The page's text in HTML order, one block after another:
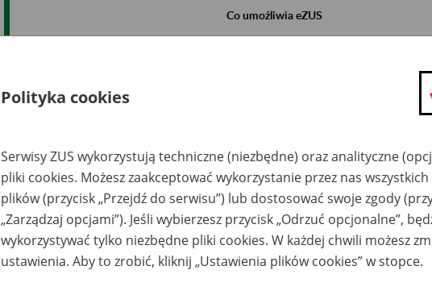
Co umożliwia eZUS
wgląd do danych zgromadzonych w
składanie wniosków i otrzymywanie
zadawanie pytań i otrzymywanie
Jeśli jesteś osobą ubezpieczoną (np.
możesz sprawdzić swoje dane
masz dostęp do informacji o stanie
masz dostęp do informacji o
Jeśli jesteś płatnikiem składek (np.
możesz skorzystać z aplikacji
ubezpieczeń, wypełnisz i
Polityka cookies
Serwisy ZUS wykorzystują techniczne (niezbędne) oraz analityczne
pliki cookies. Możesz zaakceptować wykorzystanie przez nas
plików (przycisk „Przejdź do serwisu”) lub dostosować swoje zgody
„Zarządzaj opcjami”). Jeśli wybierzesz przycisk „Odrzuć opcjonalne”,
wykorzystywać tylko niezbędne pliki cookies. W każdej chwili możesz
ustawienia. Aby to zrobić, kliknij „Ustawienia plików cookies” w stopce.